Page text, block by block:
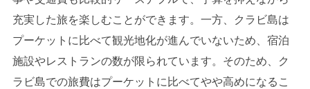
充実した旅を楽しむことができます。一方、クラビ島は
プーケットに比べて観光地化が進んでいないため、宿泊
施設やレストランの数が限られています。そのため、ク
ラビ島での旅費はプーケットに比べてやや高めになるこ